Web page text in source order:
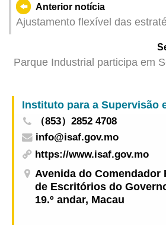
Anterior notícia
Ajustamento flexível das
Serviços de Saúde para
doença por vírus Ébola
saúde por 21 dias para os
Parque Industrial participa em
integração da medicina
saúde brasileiro
（853）2852 4708
info@isaf.gov.mo
https://www.isaf.gov.mo
Avenida do Comendador
de Escritórios do
19.º andar, Macau